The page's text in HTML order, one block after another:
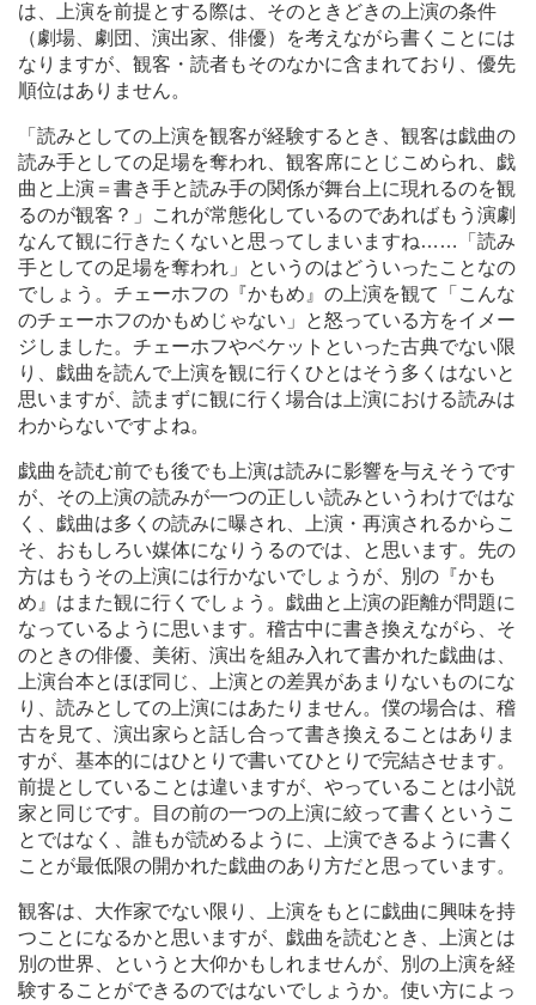
は、上演を前提とする際は、そのときどきの上演の条件
（劇場、劇団、演出家、俳優）を考えながら書くことには
なりますが、観客・読者もそのなかに含まれており、優先
順位はありません。
「読みとしての上演を観客が経験するとき、観客は戯曲の
読み手としての足場を奪われ、観客席にとじこめられ、戯
曲と上演＝書き手と読み手の関係が舞台上に現れるのを観
るのが観客？」これが常態化しているのであればもう演劇
なんて観に行きたくないと思ってしまいますね… …「読み
手としての足場を奪われ」というのはどういったことなの
でしょう。チェーホフの『かもめ』の上演を観て「こんな
のチェーホフのかもめじゃない」と怒っている方をイメー
ジしました。チェーホフやベケットといった古典でない限
り、戯曲を読んで上演を観に行くひとはそう多くはないと
思いますが、読まずに観に行く場合は上演における読みは
わからないですよね。
戯曲を読む前でも後でも上演は読みに影響を与えそうです
が、その上演の読みが一つの正しい読みというわけではな
く、戯曲は多くの読みに曝され、上演・再演されるからこ
そ、おもしろい媒体になりうるのでは、と思います。先の
方はもうその上演には行かないでしょうが、別の『かも
め』はまた観に行くでしょう。戯曲と上演の距離が問題に
なっているように思います。稽古中に書き換えながら、そ
のときの俳優、美術、演出を組み入れて書かれた戯曲は、
上演台本とほぼ同じ、上演との差異があまりないものにな
り、読みとしての上演にはあたりません。僕の場合は、稽
古を見て、演出家らと話し合って書き換えることはありま
すが、基本的にはひとりで書いてひとりで完結させます。
前提としていることは違いますが、やっていることは小説
家と同じです。目の前の一つの上演に絞って書くというこ
とではなく、誰もが読めるように、上演できるように書く
ことが最低限の開かれた戯曲のあり方だと思っています。
観客は、大作家でない限り、上演をもとに戯曲に興味を持
つことになるかと思いますが、戯曲を読むとき、上演とは
別の世界、というと大仰かもしれませんが、別の上演を経
験することができるのではないでしょうか。使い方によっ